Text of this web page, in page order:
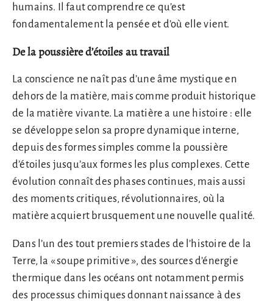
humains. Il faut comprendre ce qu’est
fondamentalement la pensée et d’où elle vient.
De la poussière d’étoiles au travail
La conscience ne naît pas d’une âme mystique en
dehors de la matière, mais comme produit historique
de la matière vivante. La matière a une histoire : elle
se développe selon sa propre dynamique interne,
depuis des formes simples comme la poussière
d’étoiles jusqu’aux formes les plus complexes. Cette
évolution connaît des phases continues, mais aussi
des moments critiques, révolutionnaires, où la
matière acquiert brusquement une nouvelle qualité.
Dans l’un des tout premiers stades de l’histoire de la
Terre, la « soupe primitive », des sources d’énergie
thermique dans les océans ont notamment permis
des processus chimiques donnant naissance à des